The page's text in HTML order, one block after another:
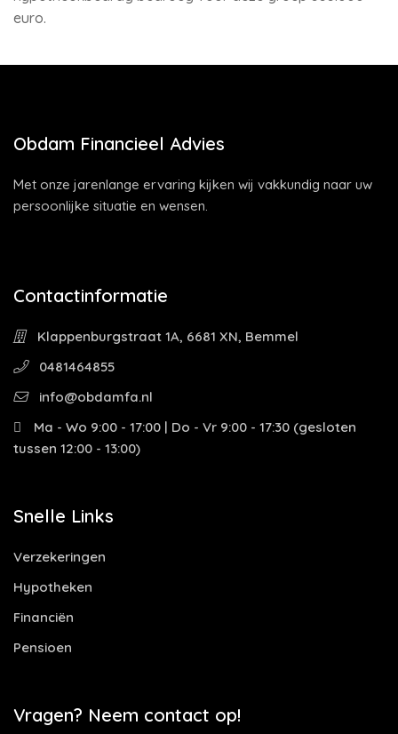
euro.
Obdam Financieel Advies
Met onze jarenlange ervaring kijken wij vakkundig naar uw
persoonlijke situatie en wensen.
Contactinformatie
Klappenburgstraat 1A, 6681 XN, Bemmel
0481464855
info@obdamfa.nl
Ma - Wo 9:00 - 17:00 | Do - Vr 9:00 - 17:30 (gesloten
tussen 12:00 - 13:00)
Snelle Links
Verzekeringen
Hypotheken
Financiën
Pensioen
Vragen? Neem contact op!